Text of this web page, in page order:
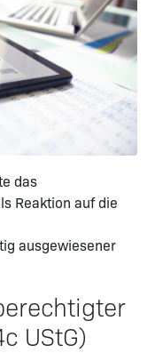
das
Reaktion auf die
ausgewiesener
UStG)